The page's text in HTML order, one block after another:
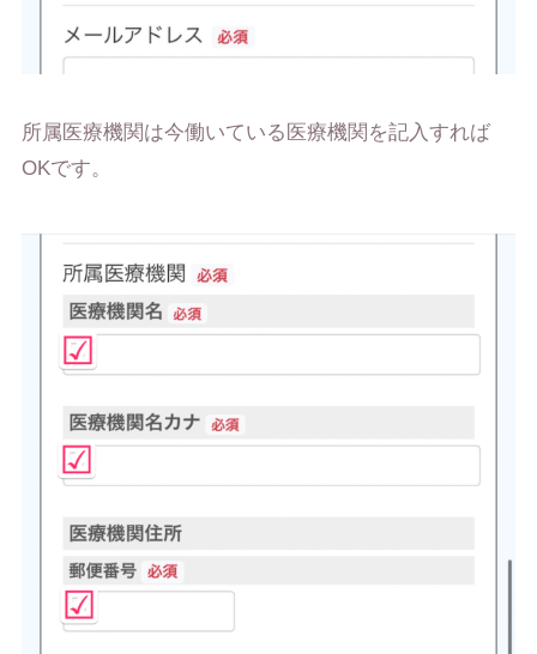
所属医療機関は今働いている医療機関を記入すれば
OKです。